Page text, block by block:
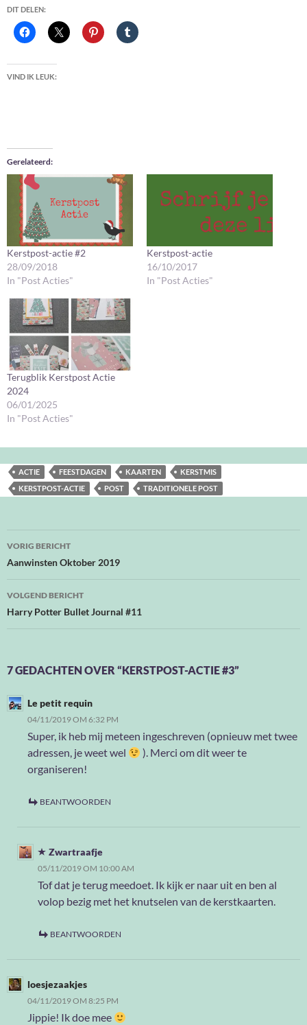
DIT DELEN:
VIND IK LEUK:
Gerelateerd
Kerstpost-actie #2
28/09/2018
In "Post Acties"
Kerstpost-actie
16/10/2017
In "Post Acties"
Terugblik Kerstpost Actie
2024
06/01/2025
In "Post Acties"
ACTIE FEESTDAGEN KAARTEN
KERSTMIS
KERSTPOST-ACTIE
POST TRADITIONELE POST
Bericht
navigatie
VORIG BERICHT
Aanwinsten Oktober 2019
VOLGEND BERICHT
Harry Potter Bullet Journal #11
7 GEDACHTEN OVER “KERSTPOST-ACTIE #3”
Le petit requin
04/11/2019 OM 6:32 PM
Super, ik heb mij meteen ingeschreven (opnieuw met twee
adressen, je weet wel
). Merci om dit weer te
organiseren!
BEANTWOORDEN
Zwartraafje
05/11/2019 OM 10:00 AM
Tof dat je terug meedoet. Ik kijk er naar uit en ben al
volop bezig met het knutselen van de kerstkaarten.
BEANTWOORDEN
loesjezaakjes
04/11/2019 OM 8:25 PM
Jippie! Ik doe mee